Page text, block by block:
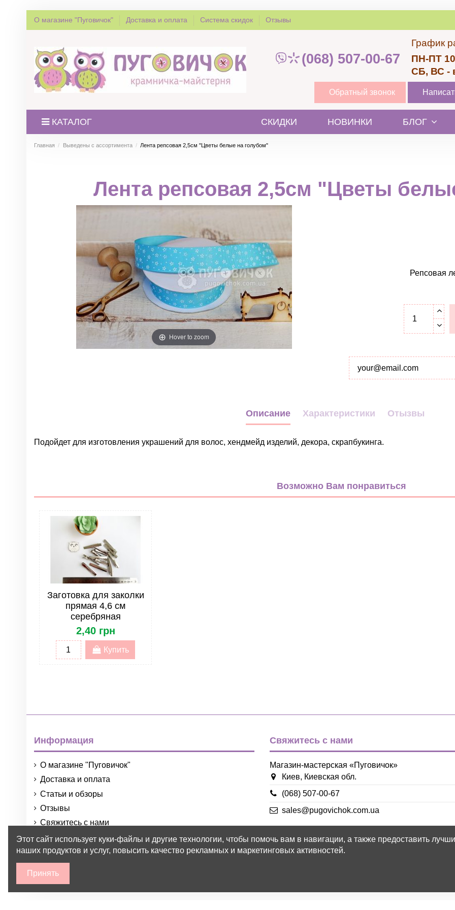
О магазине "Пуговичок" Доставка и оплата Система скидок Отзывы
(068) 507-00-67
График
ПН-ПТ
СБ, ВС -
Обратный звонок
КАТАЛОГ СКИДКИ НОВИНКИ БЛОГ
Главная Выведены с ассортимента Лента репсовая 2,5см "Цветы белые на голубом"
Лента репсовая 2,5см "Цветы
Hover to zoom
Репсовая
Описание Характеристики Отызвы
Подойдет для изготовления украшений для волос, хендмейд изделий, декора, скрапбукинга.
Лента. Тип
Лента. Упаковка
Возможно Вам понравиться
Заготовка для заколки
прямая 4,6 см
серебряная
2,40 грн
Купить
Информация
О магазине "Пуговичок"
Доставка и оплата
Статьи и обзоры
Отзывы
Свяжитесь с нами
Порядок и условия использования
Свяжитесь с нами
Магазин-мастерская «Пуговичок»
Киев, Киевская обл.
(068) 507-00-67
sales@pugovichok.com.ua
2015-2026 © Пуговичок ™
Этот сайт использует куки-файлы и другие технологии, чтобы помочь вам в навигации, а также предоставить
наших продуктов и услуг, повысить качество рекламных и маркетинговых активностей.
Принять